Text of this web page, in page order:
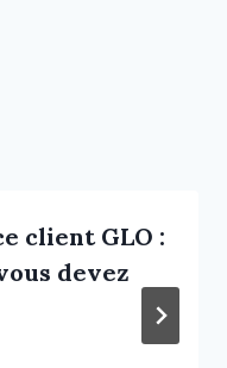
client GLO :
devez